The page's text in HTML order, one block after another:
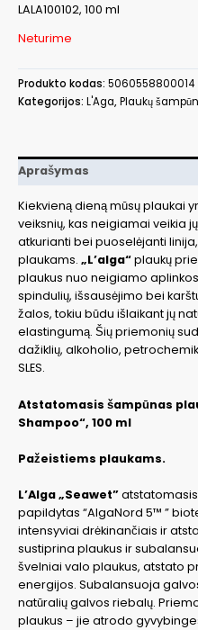
LALA100102, 100 ml
Neturime
Produkto kodas: 5060558800014
Kategorijos: L'Aga,Plaukų
Aprašymas
Kiekvieną dieną mūsų plaukai
veiksnių, kas neigiamai veikia jų
atkurianti bei puoselėjanti
plaukams. „L’alga“plaukų
plaukus nuo neigiamo
spindulių, išsausėjimo bei
žalos, tokiu būdu išlaikant jų
elastingumą. Šiųpriemonių
dažiklių, alkoholio,
SLES.
Atstatomasis šampūnas
Shampoo“, 100 ml
Pažeistiems plaukams.
L’Alga „Seawet”
papildytas “AlgaNord 5™ ”
intensyviai drėkinančiais ir
sustiprina plaukus ir
švelniai valo plaukus, atstato
energijos. Subalansuoja
natūralių galvos riebalų.
plaukus – jie atrodo